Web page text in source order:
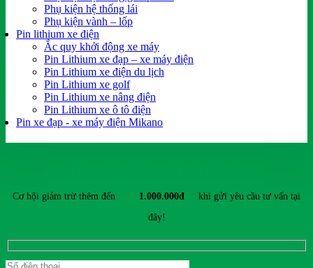
Phụ kiện hệ thống lái
Phụ kiện vành – lốp
Pin lithium xe điện
Ắc quy khởi động xe máy
Pin Lithium xe đạp – xe máy điện
Pin Lithium xe điện du lịch
Pin Lithium xe golf
Pin Lithium xe nâng điện
Pin Lithium xe ô tô điện
Pin xe đạp - xe máy điện Mikano
Cơ hội giảm trừ thêm đến 1.000.000đ
khi gửi yêu cầu tư vấn tại
đây!